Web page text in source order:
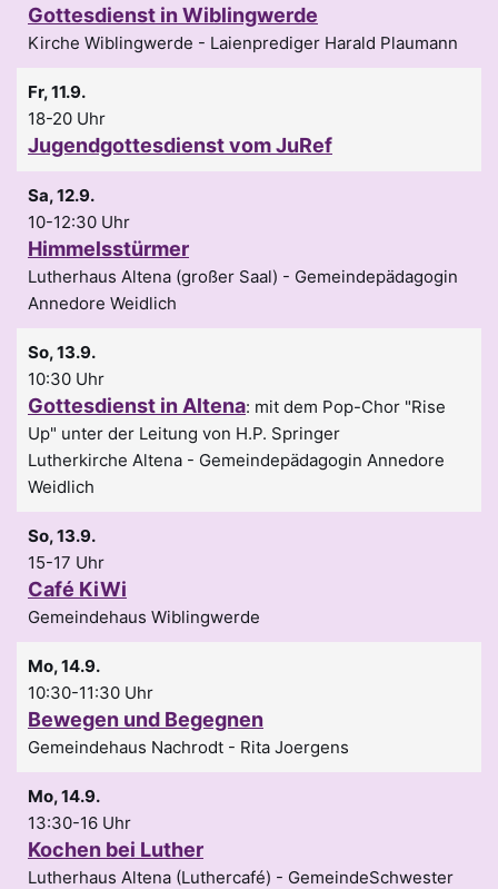
Gottesdienst in Wiblingwerde
Kirche Wiblingwerde Laienprediger Harald Plaumann
Fr, 11.9.
18-20 Uhr
Jugendgottesdienst vom JuRef
Sa, 12.9.
10-12:30 Uhr
Himmelsstürmer
Lutherhaus Altena (großer Saal)
Gemeindepädagogin
Annedore Weidlich
So, 13.9.
10:30 Uhr
Gottesdienst in Altena: mit dem Pop-Chor "Rise
Up" unter der Leitung von H.P. Springer
Lutherkirche Altena
Gemeindepädagogin Annedore
Weidlich
So, 13.9.
15-17 Uhr
Café KiWi
Gemeindehaus Wiblingwerde
Mo, 14.9.
10:30-11:30 Uhr
Bewegen und Begegnen
Gemeindehaus Nachrodt Rita Joergens
Mo, 14.9.
13:30-16 Uhr
Kochen bei Luther
Lutherhaus Altena (Luthercafé)
GemeindeSchwester